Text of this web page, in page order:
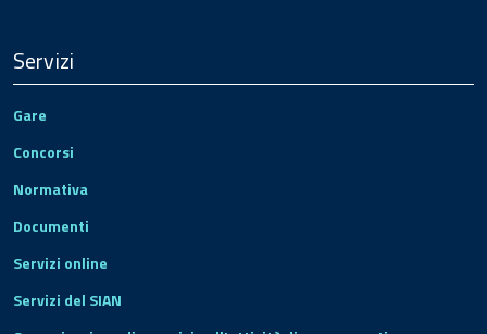
Servizi
Gare
Concorsi
Normativa
Documenti
Servizi online
Servizi del SIAN